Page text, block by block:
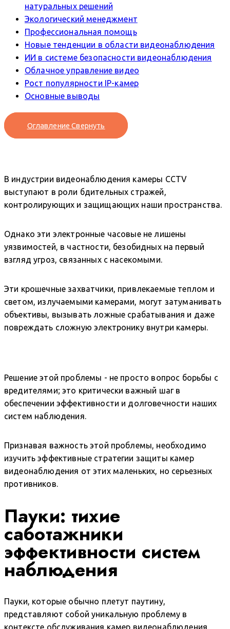
натуральных решений
Экологический менеджмент
Профессиональная помощь
Новые тенденции в области видеонаблюдения
ИИ в системе безопасности видеонаблюдения
Облачное управление видео
Рост популярности IP-камер
Основные выводы
Оглавление Свернуть
В индустрии видеонаблюдения камеры CCTV
выступают в роли бдительных стражей,
контролирующих и защищающих наши пространства.
Однако эти электронные часовые не лишены
уязвимостей, в частности, безобидных на первый
взгляд угроз, связанных с насекомыми.
Эти крошечные захватчики, привлекаемые теплом и
светом, излучаемыми камерами, могут затуманивать
объективы, вызывать ложные срабатывания и даже
повреждать сложную электронику внутри камеры.
Решение этой проблемы - не просто вопрос борьбы с
вредителями; это критически важный шаг в
обеспечении эффективности и долговечности наших
систем наблюдения.
Признавая важность этой проблемы, необходимо
изучить эффективные стратегии защиты камер
видеонаблюдения от этих маленьких, но серьезных
противников.
Пауки: тихие
саботажники
эффективности систем
наблюдения
Пауки, которые обычно плетут паутину,
представляют собой уникальную проблему в
контексте обслуживания камер видеонаблюдения.